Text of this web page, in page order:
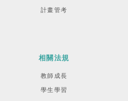
計畫管考
相關法規
教師成長
學生學習